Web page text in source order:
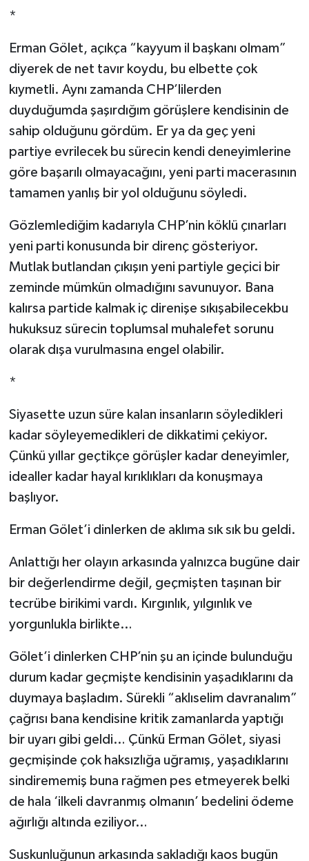
*
Erman Gölet, açıkça “kayyum il başkanı olmam”
diyerek de net tavır koydu, bu elbette çok
kıymetli. Aynı zamanda CHP’lilerden
duyduğumda şaşırdığım görüşlere kendisinin de
sahip olduğunu gördüm. Er ya da geç yeni
partiye evrilecek bu sürecin kendi deneyimlerine
göre başarılı olmayacağını, yeni parti macerasının
tamamen yanlış bir yol olduğunu söyledi.
Gözlemlediğim kadarıyla CHP’nin köklü çınarları
yeni parti konusunda bir direnç gösteriyor.
Mutlak butlandan çıkışın yeni partiyle geçici bir
zeminde mümkün olmadığını savunuyor. Bana
kalırsa partide kalmak iç direnişe sıkışabilecekbu
hukuksuz sürecin toplumsal muhalefet sorunu
olarak dışa vurulmasına engel olabilir.
*
Siyasette uzun süre kalan insanların söyledikleri
kadar söyleyemedikleri de dikkatimi çekiyor.
Çünkü yıllar geçtikçe görüşler kadar deneyimler,
idealler kadar hayal kırıklıkları da konuşmaya
başlıyor.
Erman Gölet’i dinlerken de aklıma sık sık bu geldi.
Anlattığı her olayın arkasında yalnızca bugüne dair
bir değerlendirme değil, geçmişten taşınan bir
tecrübe birikimi vardı. Kırgınlık, yılgınlık ve
yorgunlukla birlikte…
Gölet’i dinlerken CHP’nin şu an içinde bulunduğu
durum kadar geçmişte kendisinin yaşadıklarını da
duymaya başladım. Sürekli “aklıselim davranalım”
çağrısı bana kendisine kritik zamanlarda yaptığı
bir uyarı gibi geldi… Çünkü Erman Gölet, siyasi
geçmişinde çok haksızlığa uğramış, yaşadıklarını
sindirememiş buna rağmen pes etmeyerek belki
de hala ‘ilkeli davranmış olmanın’ bedelini ödeme
ağırlığı altında eziliyor…
Suskunluğunun arkasında sakladığı kaos bugün